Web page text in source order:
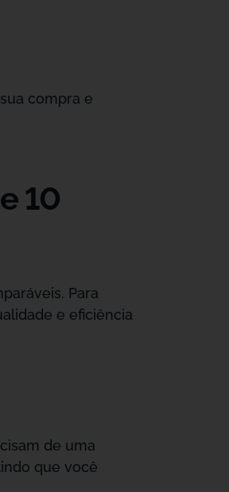
compra e
10
Para
e eficiência
de uma
que você